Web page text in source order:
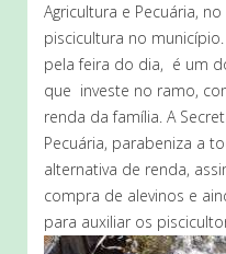
Agricultura e Pecuária,
piscicultura no
pela feira do dia, é um
que investe no ramo,
renda da família. A
Pecuária, parabeniza a
alternativa de renda,
compra de alevinos e
para auxiliar os